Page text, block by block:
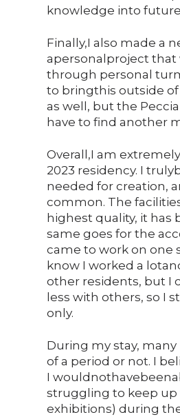
knowledge into
Finally,I also made a
apersonalproject that
through personal
to bringthis outside
as well, but the
have to find another
Overall,I am
2023 residency. I
needed for creation,
common. The
highest quality, it has
same goes for the
came to work on one
know I worked a
other residents, but I
less with others, so I
only.
During my stay,
of a period or not. I
I
struggling to keep up
exhibitions) during